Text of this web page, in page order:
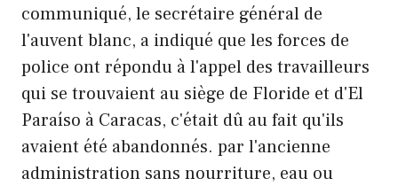
communiqué, le secrétaire général de
l'auvent blanc, a indiqué que les forces de
police ont répondu à l'appel des travailleurs
qui se trouvaient au siège de Floride et d'El
Paraíso à Caracas, c'était dû au fait qu'ils
avaient été abandonnés. par l'ancienne
administration sans nourriture, eau ou